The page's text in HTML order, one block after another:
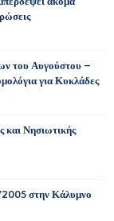
του Αυγούστου –
για Κυκλάδες
και Νησιωτικής
στην Κάλυμνο